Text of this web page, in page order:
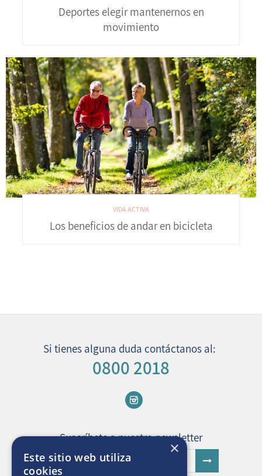
Deportes elegir mantenernos en
movimiento
VIDA ACTIVA
Los beneficios de andar en bicicleta
Si tienes alguna duda contáctanos al:
0800 2018
Suscríbete a nuestro newsletter
×
Este sitio web utiliza
cookies